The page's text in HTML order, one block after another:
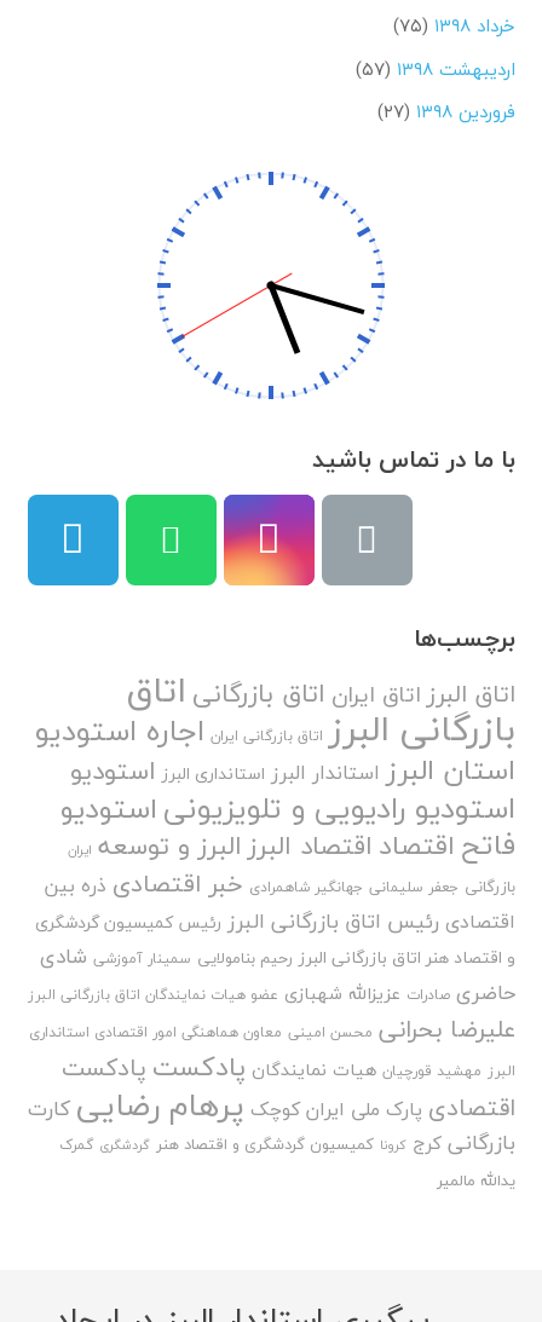
خرداد ۱۳۹۸
(۷۵)
اردیبهشت ۱۳۹۸
(۵۷)
فروردین ۱۳۹۸
(۲۷)
با ما در تماس باشید
برچسب‌ها
اتاق البرزاتاق ایران اتاق بازرگانی اتاق
بازرگانی البرز اتاق بازرگانی ایران اجاره استودیو
استان البرز استاندار البرز استانداری البرز استودیو
استودیو رادیویی و تلویزیونیاستودیو
فاتح اقتصاد اقتصاد البرزالبرز و توسعه ایران
بازرگانی جعفر سلیمانی جهانگیر شاهمرادی خبر اقتصادی ذره بین
اقتصادی رئیس اتاق بازرگانی البرز رئیس کمیسیون گردشگری
و اقتصاد هنر اتاق بازرگانی البرز رحیم بنامولایی سمینار آموزشی شادی
حاضری صادرات عزیزالله شهبازی عضو هیات نمایندگان اتاق بازرگانی البرز
علیرضا بحرانی محسن امینی معاون هماهنگی امور اقتصادی استانداری
البرز مهشید قورچیان هیات نمایندگان پادکست پادکست
اقتصادی پارک ملی ایران کوچک پرهام رضایی کارت
بازرگانی کرج کرونا کمیسیون گردشگری و اقتصاد هنر گردشگری گمرک
یدالله مالمیر